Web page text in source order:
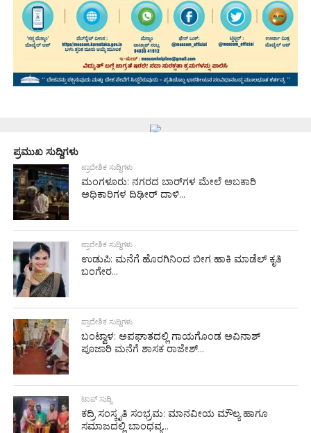
ಪ್ರಮುಖ ಸುದ್ದಿಗಳು
ಪ್ರಾದೇಶಿಕ ಸುದ್ದಿಗಳು
ಮಂಗಳೂರು: ನಗರದ ಬಾರ್‌ಗಳ ಮೇಲೆ ಅಬಕಾರಿ
ಅಧಿಕಾರಿಗಳ ದಿಢೀರ್ ದಾಳಿ...
ಪ್ರಾದೇಶಿಕ ಸುದ್ದಿಗಳು
ಉಡುಪಿ: ಮನೆಗೆ ಹೊರಗಿನಿಂದ ಬೀಗ ಹಾಕಿ ಮಾಡೆಲ್ ಕೃತಿ
ಬಂಗೇರ...
ಪ್ರಾದೇಶಿಕ ಸುದ್ದಿಗಳು
ಬಂಟ್ವಾಳ: ಅಪಘಾತದಲ್ಲಿ ಗಾಯಗೊಂಡ ಅವಿನಾಶ್
ಪೂಜಾರಿ ಮನೆಗೆ ಶಾಸಕ ರಾಜೇಶ್...
ಟಾಪ್ ಸುದ್ದಿ
ಕದ್ರಿ ಸಂಸ್ಕೃತಿ ಸಂಭ್ರಮ: ಮಾನವೀಯ ಮೌಲ್ಯ ಹಾಗೂ
ಸಮಾಜದಲ್ಲಿ ಬಾಂಧವ್ಯ...